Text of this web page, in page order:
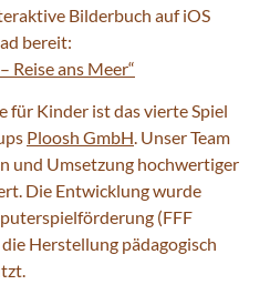
Bilderbuch auf iOS
bereit:
Reise ans Meer“
für Kinder ist das vierte Spiel
Ploosh GmbH . Unser Team
und Umsetzung hochwertiger
Die Entwicklung wurde
(FFF
Herstellung pädagogisch